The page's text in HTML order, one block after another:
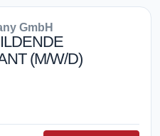
GmbH
(M/W/D)